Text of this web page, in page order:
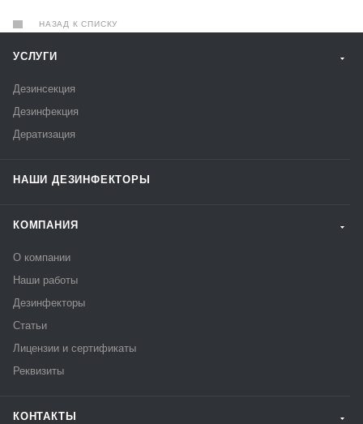
НАЗАД К СПИСКУ
УСЛУГИ
Дезинсекция
Дезинфекция
Дератизация
НАШИ ДЕЗИНФЕКТОРЫ
КОМПАНИЯ
О компании
Наши работы
Дезинфекторы
Статьи
Лицензии и сертификаты
Реквизиты
КОНТАКТЫ